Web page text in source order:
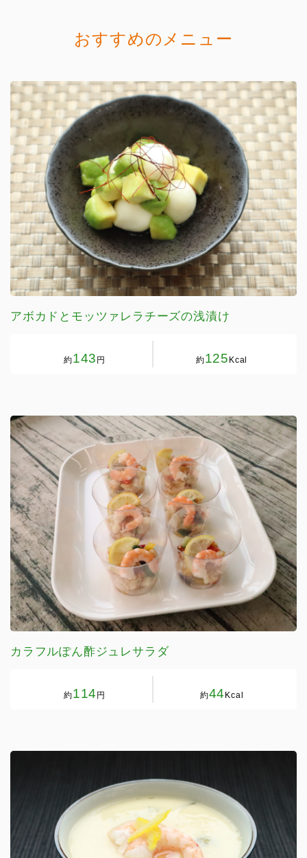
おすすめのメニュー
アボカドとモッツァレラチーズの浅漬け
約143 円 約125 Kcal
カラフルぽん酢ジュレサラダ
約114 円 約44 Kcal